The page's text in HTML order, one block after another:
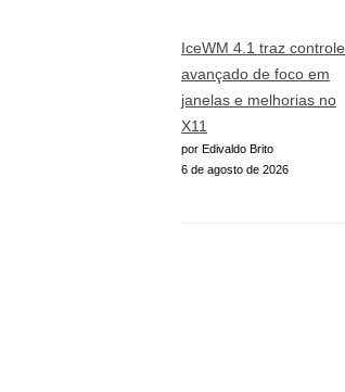
IceWM 4.1 traz controle
avançado de foco em
janelas e melhorias no
X11
por Edivaldo Brito
6 de agosto de 2026